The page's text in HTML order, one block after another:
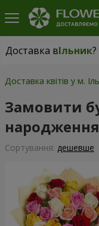
Доставка вІльник?
Доставка вІльник|
Доставка квітів у м.
Замовити
Сортування: дешевше